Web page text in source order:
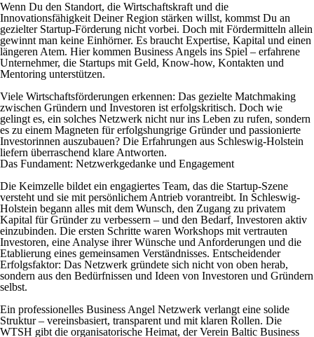
Wenn Du den Standort, die Wirtschaftskraft und die
Innovationsfähigkeit Deiner Region stärken willst, kommst Du an
gezielter Startup-Förderung nicht vorbei. Doch mit Fördermitteln allein
gewinnt man keine Einhörner. Es braucht Expertise, Kapital und einen
längeren Atem. Hier kommen Business Angels ins Spiel – erfahrene
Unternehmer, die Startups mit Geld, Know-how, Kontakten und
Mentoring unterstützen.
Viele Wirtschaftsförderungen erkennen: Das gezielte Matchmaking
zwischen Gründern und Investoren ist erfolgskritisch. Doch wie
gelingt es, ein solches Netzwerk nicht nur ins Leben zu rufen, sondern
es zu einem Magneten für erfolgshungrige Gründer und passionierte
Investorinnen auszubauen? Die Erfahrungen aus Schleswig-Holstein
liefern überraschend klare Antworten.
Das Fundament: Netzwerkgedanke und Engagement
Die Keimzelle bildet ein engagiertes Team, das die Startup-Szene
versteht und sie mit persönlichem Antrieb vorantreibt. In Schleswig-
Holstein begann alles mit dem Wunsch, den Zugang zu privatem
Kapital für Gründer zu verbessern – und den Bedarf, Investoren aktiv
einzubinden. Die ersten Schritte waren Workshops mit vertrauten
Investoren, eine Analyse ihrer Wünsche und Anforderungen und die
Etablierung eines gemeinsamen Verständnisses. Entscheidender
Erfolgsfaktor: Das Netzwerk gründete sich nicht von oben herab,
sondern aus den Bedürfnissen und Ideen von Investoren und Gründern
selbst.
Ein professionelles Business Angel Netzwerk verlangt eine solide
Struktur – vereinsbasiert, transparent und mit klaren Rollen. Die
WTSH gibt die organisatorische Heimat, der Verein Baltic Business